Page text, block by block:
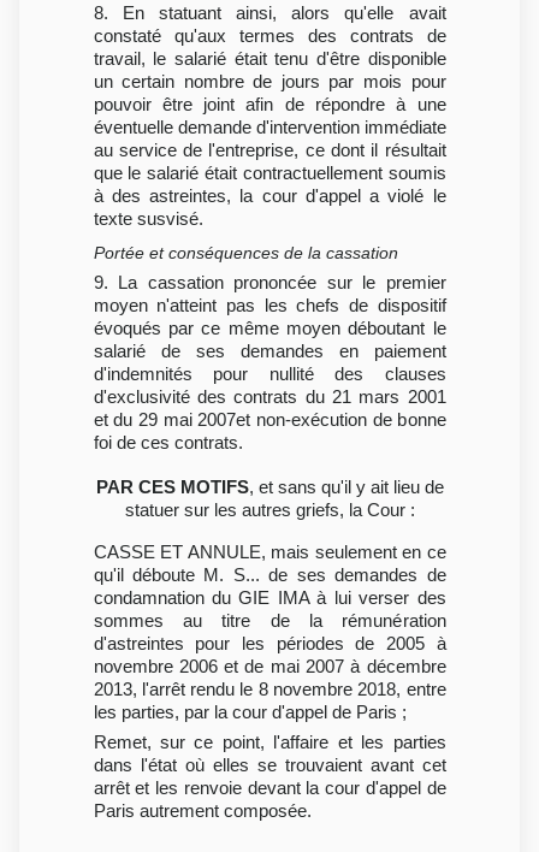
8. En statuant ainsi, alors qu'elle avait
constaté qu'aux termes des contrats de
travail, le salarié était tenu d'être disponible
un certain nombre de jours par mois pour
pouvoir être joint afin de répondre à une
éventuelle demande d'intervention immédiate
au service de l'entreprise, ce dont il résultait
que le salarié était contractuellement soumis
à des astreintes, la cour d'appel a violé le
texte susvisé.
Portée et conséquences de la cassation
9. La cassation prononcée sur le premier
moyen n'atteint pas les chefs de dispositif
évoqués par ce même moyen déboutant le
salarié de ses demandes en paiement
d'indemnités pour nullité des clauses
d'exclusivité des contrats du 21 mars 2001
et du 29 mai 2007et non-exécution de bonne
foi de ces contrats.
PAR CES MOTIFS, et sans qu'il y ait lieu de
statuer sur les autres griefs, la Cour :
CASSE ET ANNULE, mais seulement en ce
qu'il déboute M. S... de ses demandes de
condamnation du GIE IMA à lui verser des
sommes au titre de la rémunération
d'astreintes pour les périodes de 2005 à
novembre 2006 et de mai 2007 à décembre
2013, l'arrêt rendu le 8 novembre 2018, entre
les parties, par la cour d'appel de Paris ;
Remet, sur ce point, l'affaire et les parties
dans l'état où elles se trouvaient avant cet
arrêt et les renvoie devant la cour d'appel de
Paris autrement composée.